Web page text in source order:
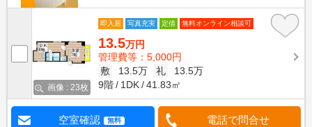
画像 : 23枚
即入居 写真充実 定借 無料オンライン相談可
13.5万円
管理費等：5,000円
敷
13.5万 礼
13.5万
9階
1DK 41.83㎡
空室確認 無料 電話で問合せ